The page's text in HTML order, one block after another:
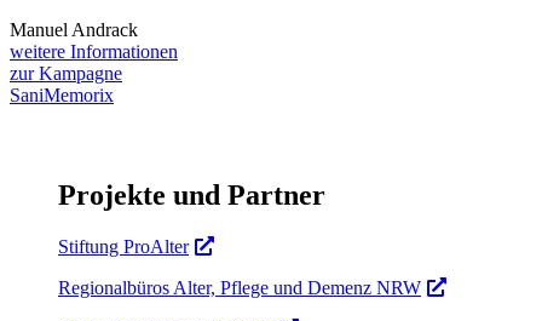
Manuel Andrack
weitere Informationen
zur Kampagne
SaniMemorix
Projekte und Partner
Stiftung ProAlter
Regionalbüros Alter, Pflege und Demenz NRW